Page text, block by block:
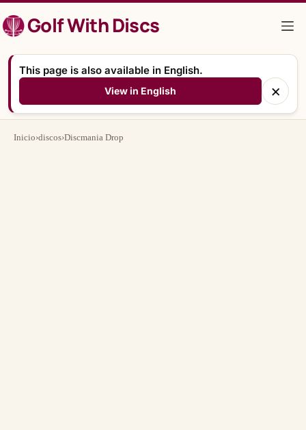
al
contenidoGolf With Discs
This page is also available in English.
View in English ×
Inicio›discos›Discmania Drop